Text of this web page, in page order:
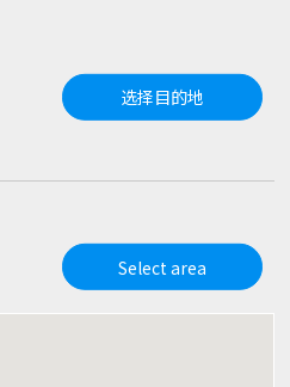
选择目的地
Select area